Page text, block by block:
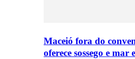
Maceió fora do
oferece sossego e